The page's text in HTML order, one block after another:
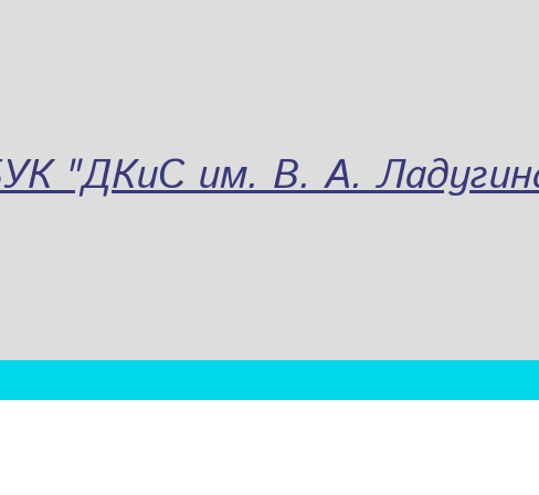
"ДКиС им. В. А.